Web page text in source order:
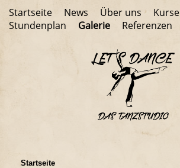
Startseite News Über uns
Kurse
Stundenplan
Galerie Referenzen
Startseite